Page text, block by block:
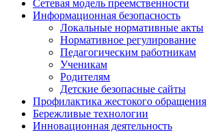
Сетевая модель преемственности
Информационная безопасность
Локальные нормативные акты
Нормативное регулирование
Педагогическим работникам
Ученикам
Родителям
Детские безопасные сайты
Профилактика жестокого обращения
Бережливые технологии
Инновационная деятельность